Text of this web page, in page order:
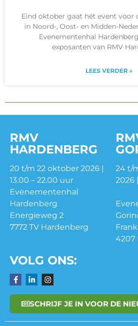
Eind oktober gaat hét event voor
in Noord-, Oost- en Midden-
Evenementenhal
exposanten van RMV
LEES VERDER »
RMV
HARDENBERG
20 t/m 22 oktober 2026 |
13.00 – 22.00 uur
Evenementenhal
Hardenberg
Energieweg 2
7772 TV Hardenberg
24 t/
2026
4207
VOLG ONS:
SCHRIJF JE IN VOOR DE